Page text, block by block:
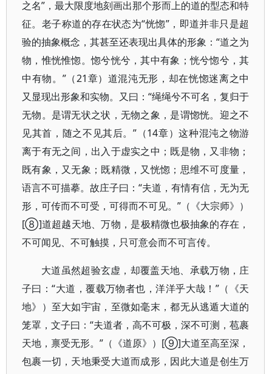
之名”，最大限度地刻画出那个形而上的道的型态和特
征。老子称道的存在状态为“恍惚”，即道并非只是超
验的抽象概念，其甚至还表现出具体的形象：“道之为
物，惟恍惟惚。惚兮恍兮，其中有象；恍兮惚兮，其
中有物。”（21章）道混沌无形，却在恍惚迷离之中
又显现出形象和实物。又曰：“绳绳兮不可名，复归于
无物。是谓无状之状，无物之象，是谓惚恍。迎之不
见其首，随之不见其后。”（14章）这种混沌之物游
离于有无之间，出入于虚实之中；既是物，又非物；
既有象，又无象；既精微，又恍惚；思维不可度量，
语言不可描摹。故庄子曰：“夫道，有情有信，无为无
形，可传而不可受，可得而不可见。”（《大宗师》）
[⑧]道超越天地、万物，是极精微也极抽象的存在，
不可闻见、不可触摸，只可意会而不可言传。
大道虽然超验玄虚，却覆盖天地、承载万物，庄
子曰：“大道，覆载万物者也，洋洋乎大哉！”（《天
地》）至大如宇宙，至微如毫末，都无从逃遁大道的
笼罩，文子曰：“夫道者，高不可极，深不可测，苞裹
天地，禀受无形。”（《道原》）[⑨]大道至高至深，
包裹一切，天地秉受大道而成形，因此大道是创生万